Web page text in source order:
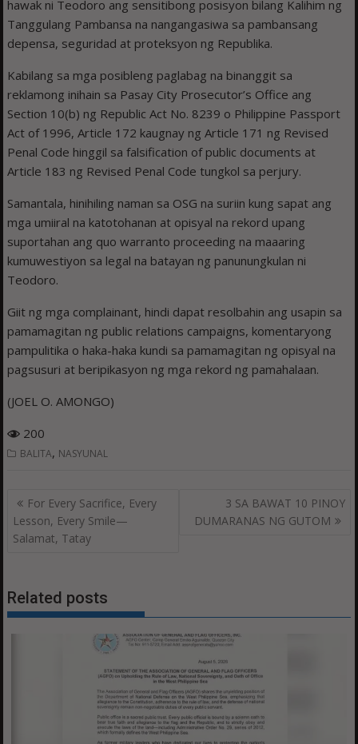
hawak ni Teodoro ang sensitibong posisyon bilang Kalihim ng
Tanggulang Pambansa na nangangasiwa sa pambansang
depensa, seguridad at proteksyon ng Republika.
Kabilang sa mga posibleng paglabag na binanggit sa
reklamong inihain sa Pasay City Prosecutor’s Office ang
Section 10(b) ng Republic Act No. 8239 o Philippine Passport
Act of 1996, Article 172 kaugnay ng Article 171 ng Revised
Penal Code hinggil sa falsification of public documents at
Article 183 ng Revised Penal Code tungkol sa perjury.
Samantala, hinihiling naman sa OSG na suriin kung sapat ang
mga umiiral na katotohanan at opisyal na rekord upang
suportahan ang quo warranto proceeding na maaaring
kumuwestiyon sa legal na batayan ng panunungkulan ni
Teodoro.
Giit ng mga complainant, hindi dapat resolbahin ang usapin sa
pamamagitan ng public relations campaigns, komentaryong
pampulitika o haka-haka kundi sa pamamagitan ng opisyal na
pagsusuri at beripikasyon ng mga rekord ng pamahalaan.
(JOEL O. AMONGO)
200
BALITA, NASYUNAL
Post
navigation
For Every Sacrifice, Every
Lesson, Every Smile—
Salamat, Tatay
3 SA BAWAT 10 PINOY
DUMARANAS NG GUTOM
Related posts